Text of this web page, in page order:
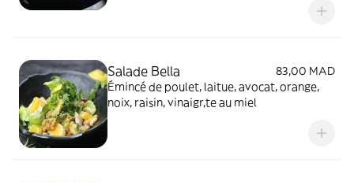
Salade Bella
83,00 MAD
Émincé de poulet, laitue, avocat, orange,
noix, raisin, vinaigr,te au miel